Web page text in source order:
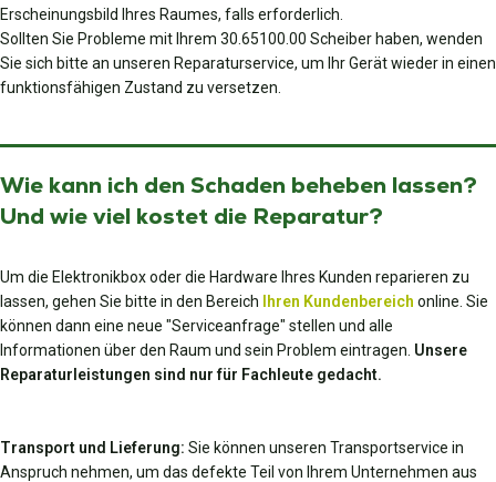
Erscheinungsbild Ihres Raumes, falls erforderlich.
Sollten Sie Probleme mit Ihrem 30.65100.00 Scheiber haben, wenden
Sie sich bitte an unseren Reparaturservice, um Ihr Gerät wieder in einen
funktionsfähigen Zustand zu versetzen.
Wie kann ich den Schaden beheben lassen?
Und wie viel kostet die Reparatur?
Um die Elektronikbox oder die Hardware Ihres Kunden reparieren zu
lassen, gehen Sie bitte in den Bereich
Ihren Kundenbereich online. Sie
können dann eine neue "Serviceanfrage" stellen und alle
Informationen über den Raum und sein Problem eintragen. Unsere
Reparaturleistungen sind nur für Fachleute gedacht.
Transport und Lieferung: Sie können unseren Transportservice in
Anspruch nehmen, um das defekte Teil von Ihrem Unternehmen aus